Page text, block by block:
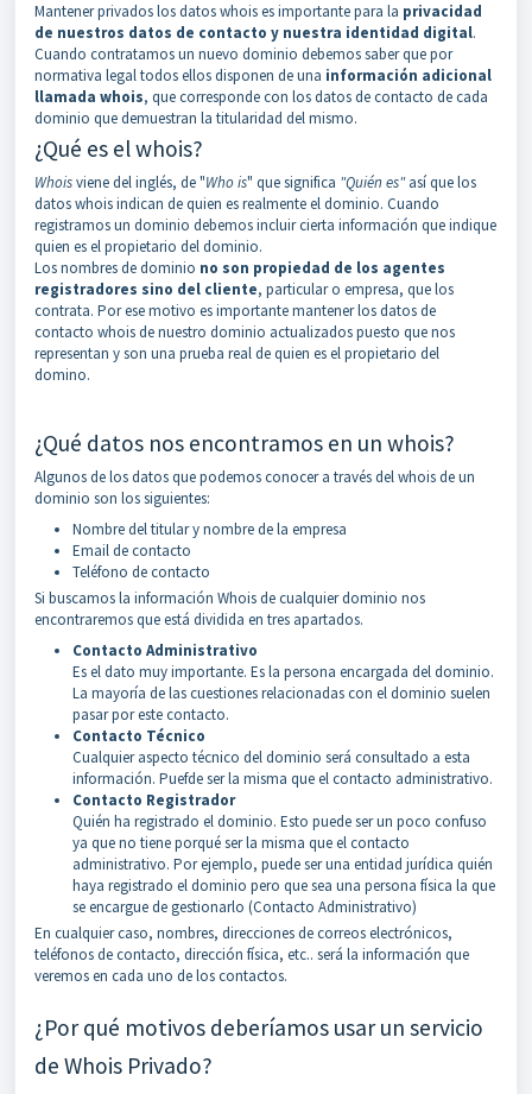
Mantener privados los datos whois es importante para la privacidad
de nuestros datos de contacto y nuestra identidad digital.
Cuando contratamos un nuevo dominio debemos saber que por
normativa legal todos ellos disponen de una información adicional
llamada whois, que corresponde con los datos de contacto de cada
dominio que demuestran la titularidad del mismo.
¿Qué es el whois?
Whoisviene del inglés, de "Who is" que significa "Quién es"así que los
datos whois indican de quien es realmente el dominio. Cuando
registramos un dominio debemos incluir cierta información que indique
quien es el propietario del dominio.
Los nombres de dominio no son propiedad de los agentes
registradores sino del cliente, particular o empresa, que los
contrata. Por ese motivo es importante mantener los datos de
contacto whois de nuestro dominio actualizados puesto que nos
representan y son una prueba real de quien es el propietario del
domino.
¿Qué datos nos encontramos en un whois?
Algunos de los datos que podemos conocer a través del whois de un
dominio son los siguientes:
Nombre del titular y nombre de la empresa
Email de contacto
Teléfono de contacto
Si buscamos la información Whois de cualquier dominio nos
encontraremos que está dividida en tres apartados.
Contacto Administrativo
Es el dato muy importante. Es la persona encargada del dominio.
La mayoría de las cuestiones relacionadas con el dominio suelen
pasar por este contacto.
Contacto Técnico
Cualquier aspecto técnico del dominio será consultado a esta
información. Puefde ser la misma que el contacto administrativo.
Contacto Registrador
Quién ha registrado el dominio. Esto puede ser un poco confuso
ya que no tiene porqué ser la misma que el contacto
administrativo. Por ejemplo, puede ser una entidad jurídica quién
haya registrado el dominio pero que sea una persona física la que
se encargue de gestionarlo (Contacto Administrativo)
En cualquier caso, nombres, direcciones de correos electrónicos,
teléfonos de contacto, dirección física, etc.. será la información que
veremos en cada uno de los contactos.
¿Por qué motivos deberíamos usar un servicio
de Whois Privado?